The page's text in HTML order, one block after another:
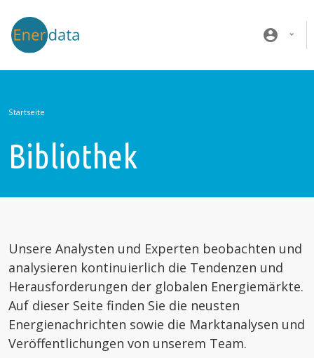
account_circle
Startseite
Bibliothek
Unsere Analysten und Experten beobachten und
analysieren kontinuierlich die Tendenzen und
Herausforderungen der globalen Energiemärkte.
Auf dieser Seite finden Sie die neusten
Energienachrichten sowie die Marktanalysen und
Veröffentlichungen von unserem Team.